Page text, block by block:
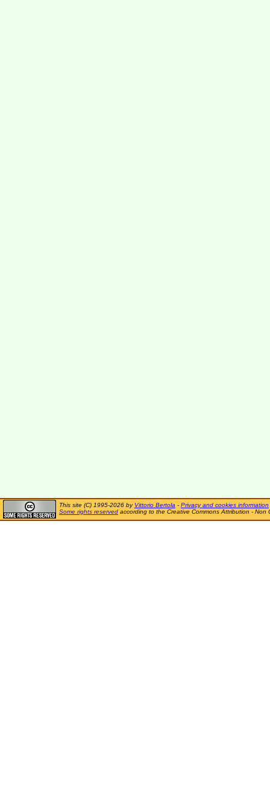
This site (C) 1995-2026 by Vittorio Bertola - Privacy and cookies information
Some rights reserved according to the Creative Commons Attribution - Non